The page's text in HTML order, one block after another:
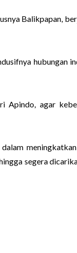
Balikpapan,
hubungan
Apindo, agar
dalam
segera